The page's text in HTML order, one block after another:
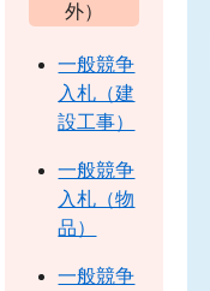
外）
一般競争
入札（建
設工事）
一般競争
入札（物
品）
一般競争